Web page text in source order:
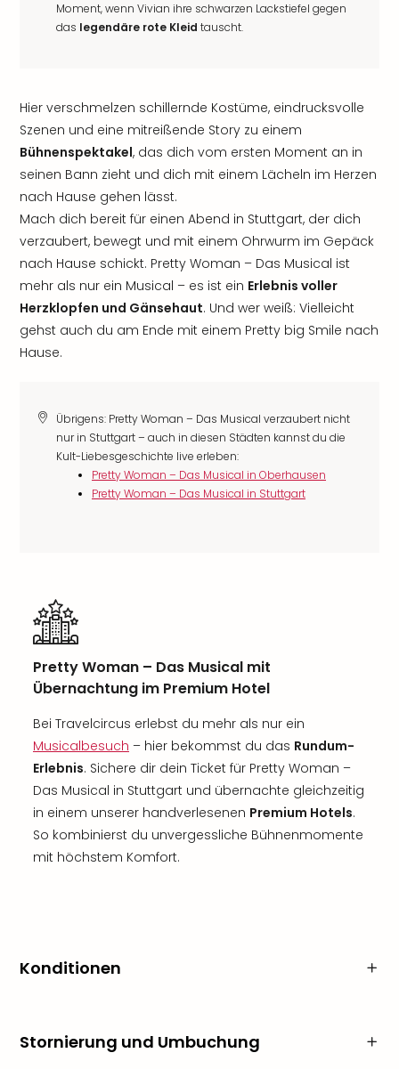
Moment, wenn Vivian ihre schwarzen Lackstiefel gegen
das legendäre rote Kleid tauscht.
Hier verschmelzen schillernde Kostüme, eindrucksvolle
Szenen und eine mitreißende Story zu einem
Bühnenspektakel, das dich vom ersten Moment an in
seinen Bann zieht und dich mit einem Lächeln im Herzen
nach Hause gehen lässt.
Mach dich bereit für einen Abend in Stuttgart, der dich
verzaubert, bewegt und mit einem Ohrwurm im Gepäck
nach Hause schickt. Pretty Woman – Das Musical ist
mehr als nur ein Musical – es ist ein Erlebnis voller
Herzklopfen und Gänsehaut. Und wer weiß: Vielleicht
gehst auch du am Ende mit einem Pretty big Smile nach
Hause.
Übrigens: Pretty Woman – Das Musical verzaubert nicht
nur in Stuttgart – auch in diesen Städten kannst du die
Kult-Liebesgeschichte live erleben:
Pretty Woman – Das Musical in Oberhausen
Pretty Woman – Das Musical in Stuttgart
Pretty Woman – Das Musical mit
Übernachtung im Premium Hotel
Bei Travelcircus erlebst du mehr als nur ein
Musicalbesuch – hier bekommst du das Rundum-
Erlebnis. Sichere dir dein Ticket für Pretty Woman –
Das Musical in Stuttgart und übernachte gleichzeitig
in einem unserer handverlesenen Premium Hotels.
So kombinierst du unvergessliche Bühnenmomente
mit höchstem Komfort.
Konditionen
Stornierung und Umbuchung